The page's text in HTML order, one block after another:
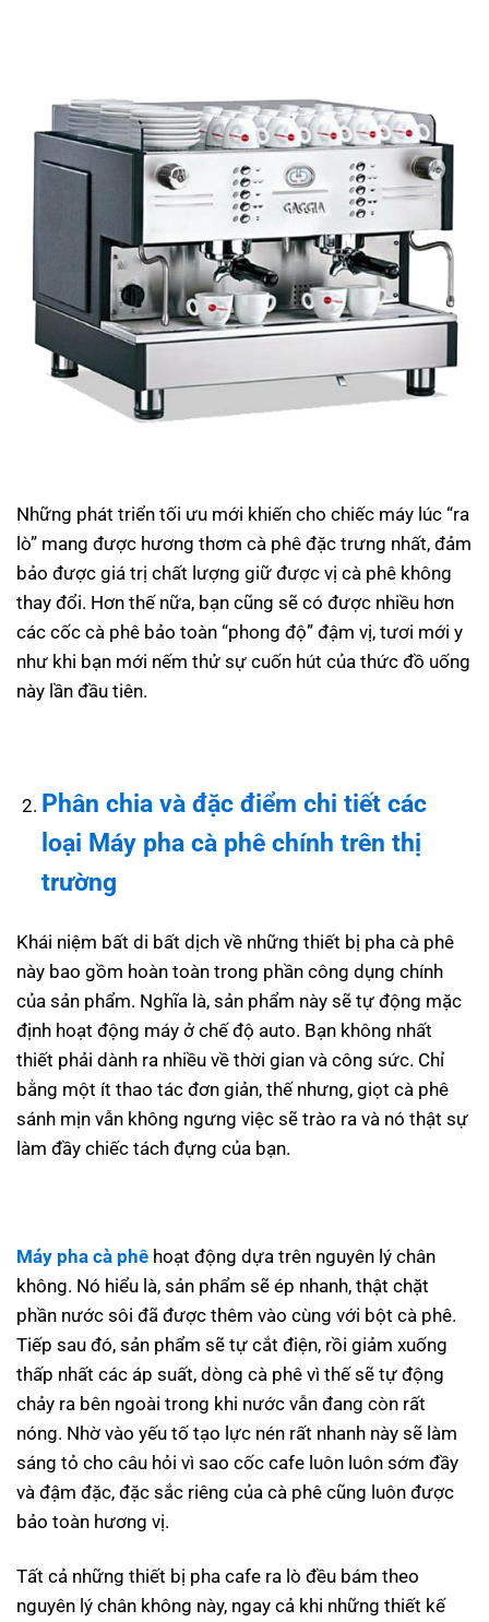
Những phát triển tối ưu mới khiến cho chiếc máy lúc “ra
lò” mang được hương thơm cà phê đặc trưng nhất, đảm
bảo được giá trị chất lượng giữ được vị cà phê không
thay đổi. Hơn thế nữa, bạn cũng sẽ có được nhiều hơn
các cốc cà phê bảo toàn “phong độ” đậm vị, tươi mới y
như khi bạn mới nếm thử sự cuốn hút của thức đồ uống
này lần đầu tiên.
Phân chia và đặc điểm chi tiết các
loại Máy pha cà phêchính trên thị
trường
Khái niệm bất di bất dịch về những thiết bị pha cà phê
này bao gồm hoàn toàn trong phần công dụng chính
của sản phẩm. Nghĩa là, sản phẩm này sẽ tự động mặc
định hoạt động máy ở chế độ auto. Bạn không nhất
thiết phải dành ra nhiều về thời gian và công sức. Chỉ
bằng một ít thao tác đơn giản, thế nhưng, giọt cà phê
sánh mịn vẫn không ngưng việc sẽ trào ra và nó thật sự
làm đầy chiếc tách đựng của bạn.
Máy pha cà phê hoạt động dựa trên nguyên lý chân
không. Nó hiểu là, sản phẩm sẽ ép nhanh, thật chặt
phần nước sôi đã được thêm vào cùng với bột cà phê.
Tiếp sau đó, sản phẩm sẽ tự cắt điện, rồi giảm xuống
thấp nhất các áp suất, dòng cà phê vì thế sẽ tự động
chảy ra bên ngoài trong khi nước vẫn đang còn rất
nóng. Nhờ vào yếu tố tạo lực nén rất nhanh này sẽ làm
sáng tỏ cho câu hỏi vì sao cốc cafe luôn luôn sớm đầy
và đậm đặc, đặc sắc riêng của cà phê cũng luôn được
bảo toàn hương vị.
Tất cả những thiết bị pha cafe ra lò đều bám theo
nguyên lý chân không này, ngay cả khi những thiết kế